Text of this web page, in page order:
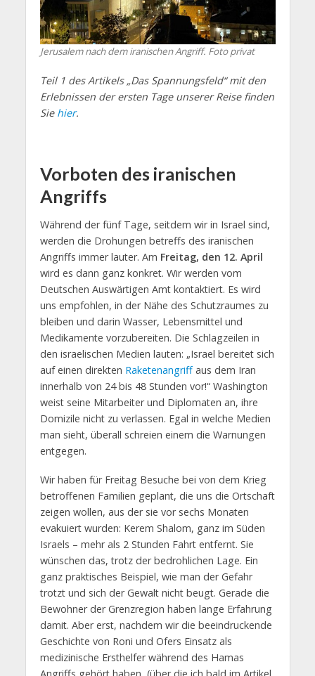
Jerusalem nach dem iranischen Angriff. Foto privat
Teil 1 des Artikels „Das Spannungsfeld“ mit den
Erlebnissen der ersten Tage unserer Reise finden
Sie hier.
Vorboten des iranischen
Angriffs
Während der fünf Tage, seitdem wir in Israel sind,
werden die Drohungen betreffs des iranischen
Angriffs immer lauter. Am Freitag, den 12. April
wird es dann ganz konkret. Wir werden vom
Deutschen Auswärtigen Amt kontaktiert. Es wird
uns empfohlen, in der Nähe des Schutzraumes zu
bleiben und darin Wasser, Lebensmittel und
Medikamente vorzubereiten. Die Schlagzeilen in
den israelischen Medien lauten: „Israel bereitet sich
auf einen direkten Raketenangriffaus dem Iran
innerhalb von 24 bis 48 Stunden vor!“ Washington
weist seine Mitarbeiter und Diplomaten an, ihre
Domizile nicht zu verlassen. Egal in welche Medien
man sieht, überall schreien einem die Warnungen
entgegen.
Wir haben für Freitag Besuche bei von dem Krieg
betroffenen Familien geplant, die uns die Ortschaft
zeigen wollen, aus der sie vor sechs Monaten
evakuiert wurden: Kerem Shalom, ganz im Süden
Israels – mehr als 2 Stunden Fahrt entfernt. Sie
wünschen das, trotz der bedrohlichen Lage. Ein
ganz praktisches Beispiel, wie man der Gefahr
trotzt und sich der Gewalt nicht beugt. Gerade die
Bewohner der Grenzregion haben lange Erfahrung
damit. Aber erst, nachdem wir die beeindruckende
Geschichte von Roni und Ofers Einsatz als
medizinische Ersthelfer während des Hamas
Angriffs gehört haben, (über die ich bald im Artikel